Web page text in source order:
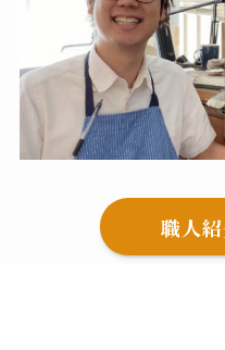
職人